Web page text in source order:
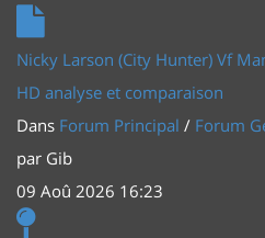
Nicky Larson (City Hunter) Vf
HD analyse et comparaison
Dans Forum Principal / Forum
par Gib
09 Aoû 2026 16:23